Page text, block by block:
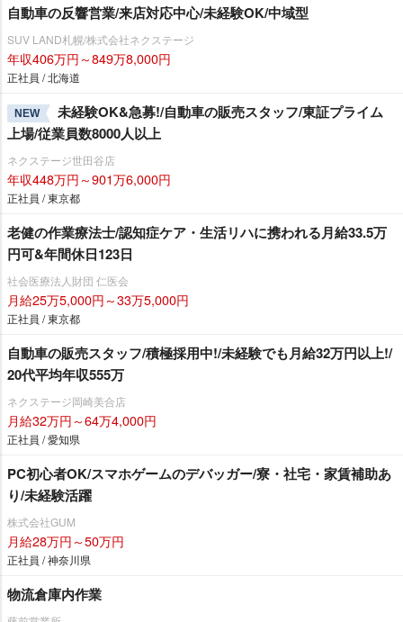
自動車の反響営業/来店対応中心/未経験OK/中域型
SUV LAND札幌/株式会社ネクステージ
年収406万円～849万8,000円
正社員 / 北海道
NEW
未経験OK&急募!/自動車の販売スタッフ/東証プライム
上場/従業員数8000人以上
ネクステージ世田谷店
年収448万円～901万6,000円
正社員 / 東京都
老健の作業療法士/認知症ケア・生活リハに携われる月給33.5万
円可&年間休日123日
社会医療法人財団 仁医会
月給25万5,000円～33万5,000円
正社員 / 東京都
自動車の販売スタッフ/積極採用中!/未経験でも月給32万円以上!/
20代平均年収555万
ネクステージ岡崎美合店
月給32万円～64万4,000円
正社員 / 愛知県
PC初心者OK/スマホゲームのデバッガー/寮・社宅・家賃補助あ
り/未経験活躍
株式会社GUM
月給28万円～50万円
正社員 / 神奈川県
物流倉庫内作業